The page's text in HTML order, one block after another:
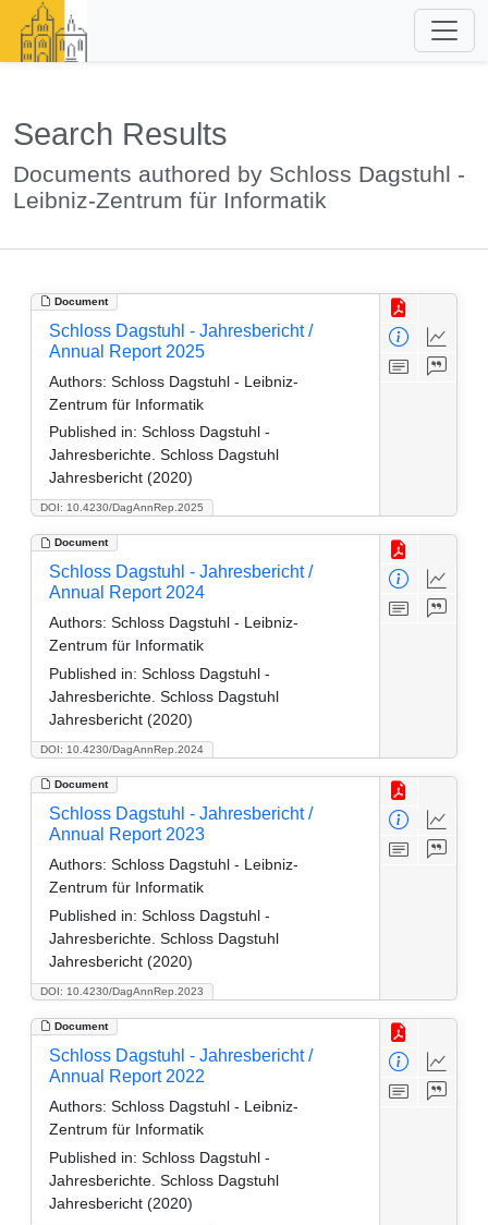
Search Results
Documents authored by Schloss Dagstuhl -
Leibniz-Zentrum für Informatik
Document
DOI: 10.4230/DagAnnRep.2025
Schloss Dagstuhl - Jahresbericht /
Annual Report 2025
Authors: Schloss Dagstuhl - Leibniz-
Zentrum für Informatik
Published in: Schloss Dagstuhl -
Jahresberichte. Schloss Dagstuhl
Jahresbericht (2020)
Document
DOI: 10.4230/DagAnnRep.2024
Schloss Dagstuhl - Jahresbericht /
Annual Report 2024
Authors: Schloss Dagstuhl - Leibniz-
Zentrum für Informatik
Published in: Schloss Dagstuhl -
Jahresberichte. Schloss Dagstuhl
Jahresbericht (2020)
Document
DOI: 10.4230/DagAnnRep.2023
Schloss Dagstuhl - Jahresbericht /
Annual Report 2023
Authors: Schloss Dagstuhl - Leibniz-
Zentrum für Informatik
Published in: Schloss Dagstuhl -
Jahresberichte. Schloss Dagstuhl
Jahresbericht (2020)
Document
Schloss Dagstuhl - Jahresbericht /
Annual Report 2022
Authors: Schloss Dagstuhl - Leibniz-
Zentrum für Informatik
Published in: Schloss Dagstuhl -
Jahresberichte. Schloss Dagstuhl
Jahresbericht (2020)